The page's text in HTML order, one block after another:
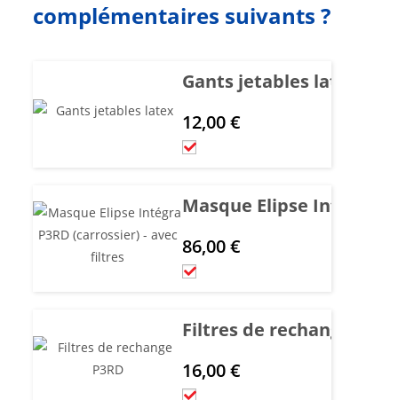
complémentaires suivants ?
Gants jetables latex - M
12,00€
Masque Elipse Intégra
86,00€
Filtres de rechange
16,00€